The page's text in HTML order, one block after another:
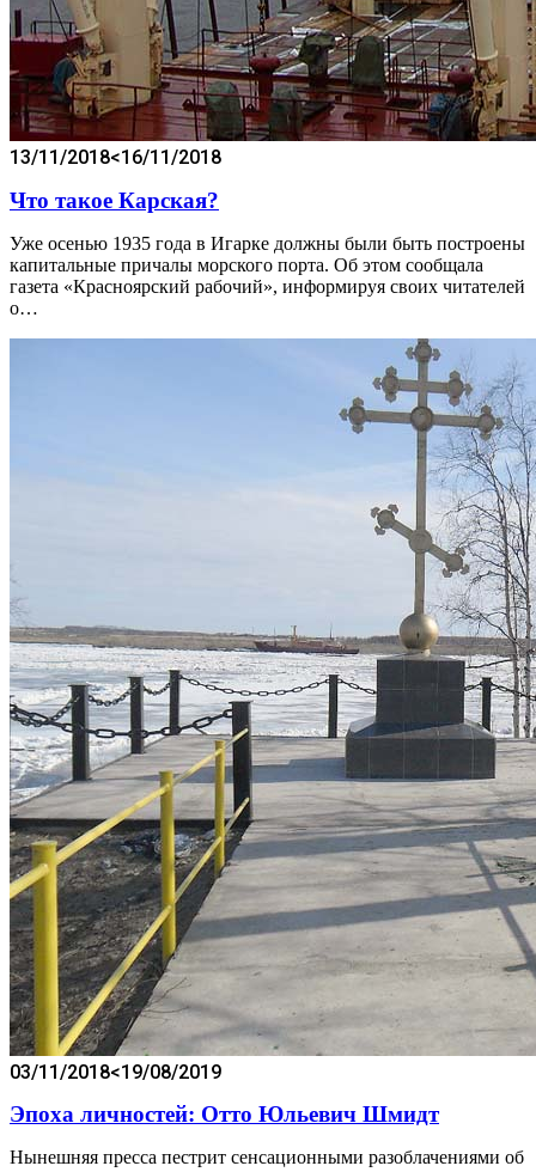
13/11/2018<16/11/2018
Что такое Карская?
Уже осенью 1935 года в Игарке должны были быть построены
капитальные причалы морского порта. Об этом сообщала
газета «Красноярский рабочий», информируя своих читателей
о…
03/11/2018<19/08/2019
Эпоха личностей: Отто Юльевич Шмидт
Нынешняя пресса пестрит сенсационными разоблачениями об